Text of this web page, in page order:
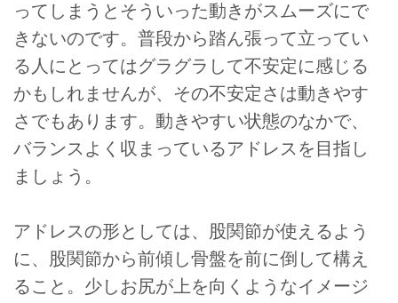
ってしまうとそういった動きがスムーズにで
きないのです。普段から踏ん張って立ってい
る人にとってはグラグラして不安定に感じる
かもしれませんが、その不安定さは動きやす
さでもあります。動きやすい状態のなかで、
バランスよく収まっているアドレスを目指し
ましょう。
アドレスの形としては、股関節が使えるよう
に、股関節から前傾し骨盤を前に倒して構え
ること。少しお尻が上を向くようなイメージ